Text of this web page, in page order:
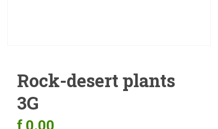
Rock-desert plants
3G
ƒ 0,00